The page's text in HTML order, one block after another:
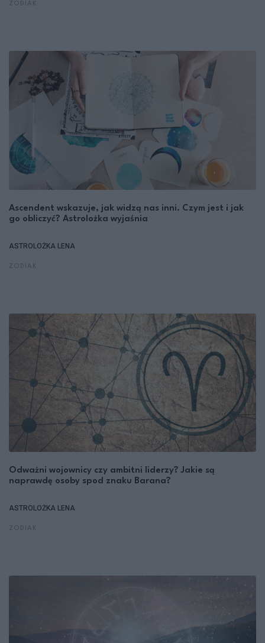
Ascendent wskazuje, jak widzą nas inni. Czym jest i jak
go obliczyć? Astrolożka wyjaśnia
ASTROLOŻKA LENA
Odważni wojownicy czy ambitni liderzy? Jakie są
naprawdę osoby spod znaku Barana?
ASTROLOŻKA LENA